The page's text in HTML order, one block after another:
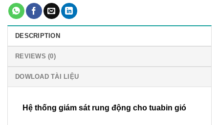
DESCRIPTION
REVIEWS (0)
DOWLOAD TÀI LIỆU
Hệ thống giám sát rung động cho tuabin gió